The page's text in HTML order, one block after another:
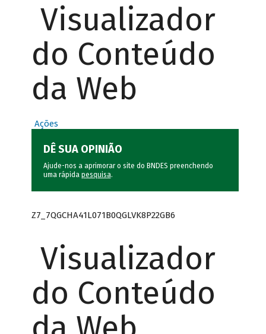
Visualizador
do Conteúdo
da Web
Ações
DÊ SUA OPINIÃO
Ajude-nos a aprimorar o site do BNDES preenchendo
uma rápida pesquisa.
Z7_7QGCHA41L071B0QGLVK8P22GB6
Visualizador
do Conteúdo